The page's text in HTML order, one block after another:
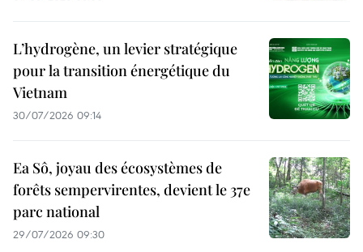
L’hydrogène, un levier stratégique
pour la transition énergétique du
Vietnam
30/07/2026 09:14
Ea Sô, joyau des écosystèmes de
forêts sempervirentes, devient le 37e
parc national
29/07/2026 09:30